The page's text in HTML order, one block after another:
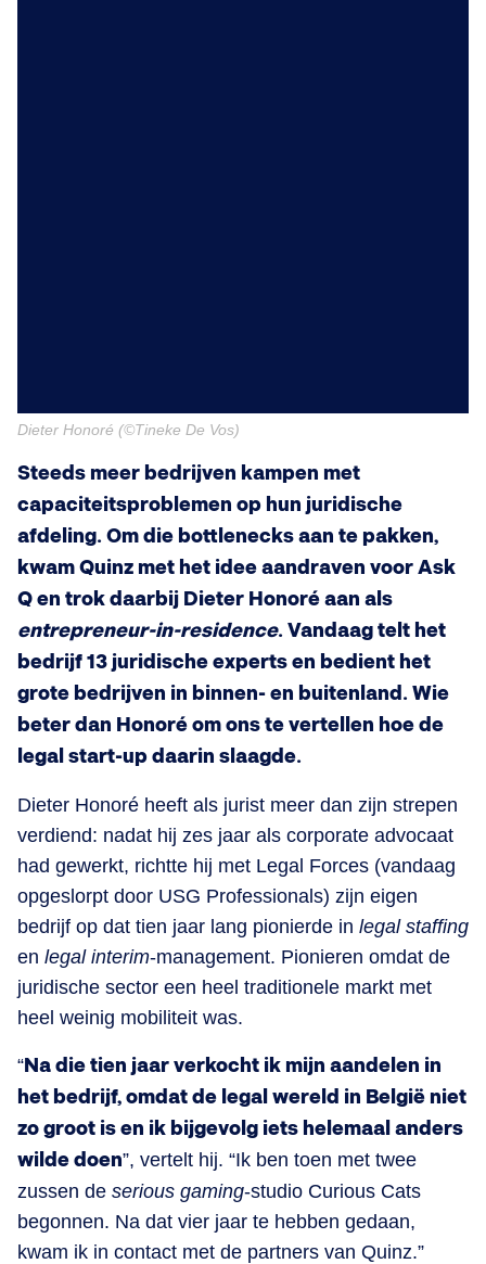
Dieter Honoré (©Tineke De Vos)
Steeds meer bedrijven kampen met
capaciteitsproblemen op hun juridische
afdeling. Om die bottlenecks aan te pakken,
kwam Quinz met het idee aandraven voor Ask
Q en trok daarbij Dieter Honoré aan als
entrepreneur-in-residence. Vandaag telt het
bedrijf 13 juridische experts en bedient het
grote bedrijven in binnen- en buitenland. Wie
beter dan Honoré om ons te vertellen hoe de
legal start-up daarin slaagde.
Dieter Honoré heeft als jurist meer dan zijn strepen
verdiend: nadat hij zes jaar als corporate advocaat
had gewerkt, richtte hij met Legal Forces (vandaag
opgeslorpt door USG Professionals) zijn eigen
bedrijf op dat tien jaar lang pionierde in legal staffing
en legal interim-management. Pionieren omdat de
juridische sector een heel traditionele markt met
heel weinig mobiliteit was.
“ Na die tien jaar verkocht ik mijn aandelen in
het bedrijf, omdat de legal wereld in België niet
zo groot is en ik bijgevolg iets helemaal anders
wilde doen”, vertelt hij. “Ik ben toen met twee
zussen de serious gaming-studio Curious Cats
begonnen. Na dat vier jaar te hebben gedaan,
kwam ik in contact met de partners van Quinz.”